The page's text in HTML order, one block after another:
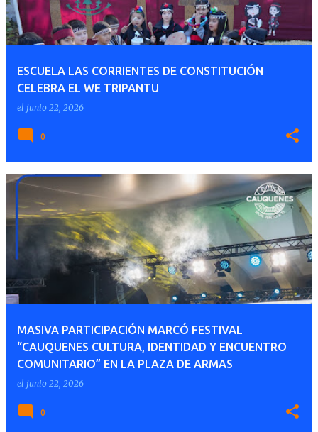
ESCUELA LAS CORRIENTES DE CONSTITUCIÓN
CELEBRA EL WE TRIPANTU
el junio 22, 2026
0
MASIVA PARTICIPACIÓN MARCÓ FESTIVAL
“CAUQUENES CULTURA, IDENTIDAD Y ENCUENTRO
COMUNITARIO” EN LA PLAZA DE ARMAS
el junio 22, 2026
0